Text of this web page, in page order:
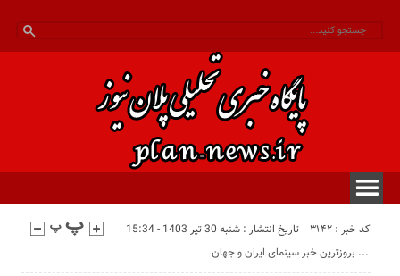
کد خبر : 3142
تاریخ انتشار : شنبه 30 تیر 1403 - 15:34
بروزترین خبر سینمای ایران و جهان ...